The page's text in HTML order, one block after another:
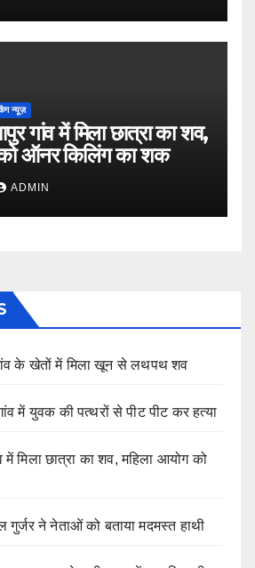
न्यूज़
गांव में मिला छात्रा का शव,
ऑनर किलिंग का शक
ADMIN
के खेतों में मिला खून से लथपथ शव
में युवक की पत्थरों से पीट पीट कर हत्या
में मिला छात्रा का शव, महिला आयोग को
गुर्जर ने नेताओं को बताया मदमस्त हाथी